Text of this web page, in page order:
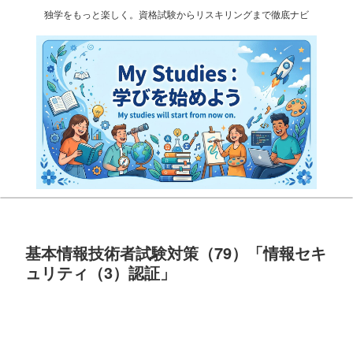
独学をもっと楽しく。資格試験からリスキリングまで徹底ナビ
基本情報技術者試験対策（79）「情報セキ
ュリティ（3）認証」